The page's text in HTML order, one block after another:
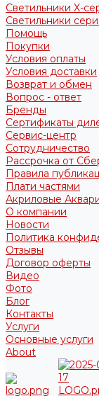
Светильники X-
Светильники
Помощь
Покупки
Условия оплаты
Условия доставки
Возврат и обмен
Вопрос - ответ
Бренды
Сертификаты
Сервис-центр
Сотрудничество
Рассрочка от
Правила
Плати частями
Акриловые
О компании
Новости
Политика
Отзывы
Договор оферты
Видео
Фото
Блог
Контакты
Услуги
Основные услуги
About